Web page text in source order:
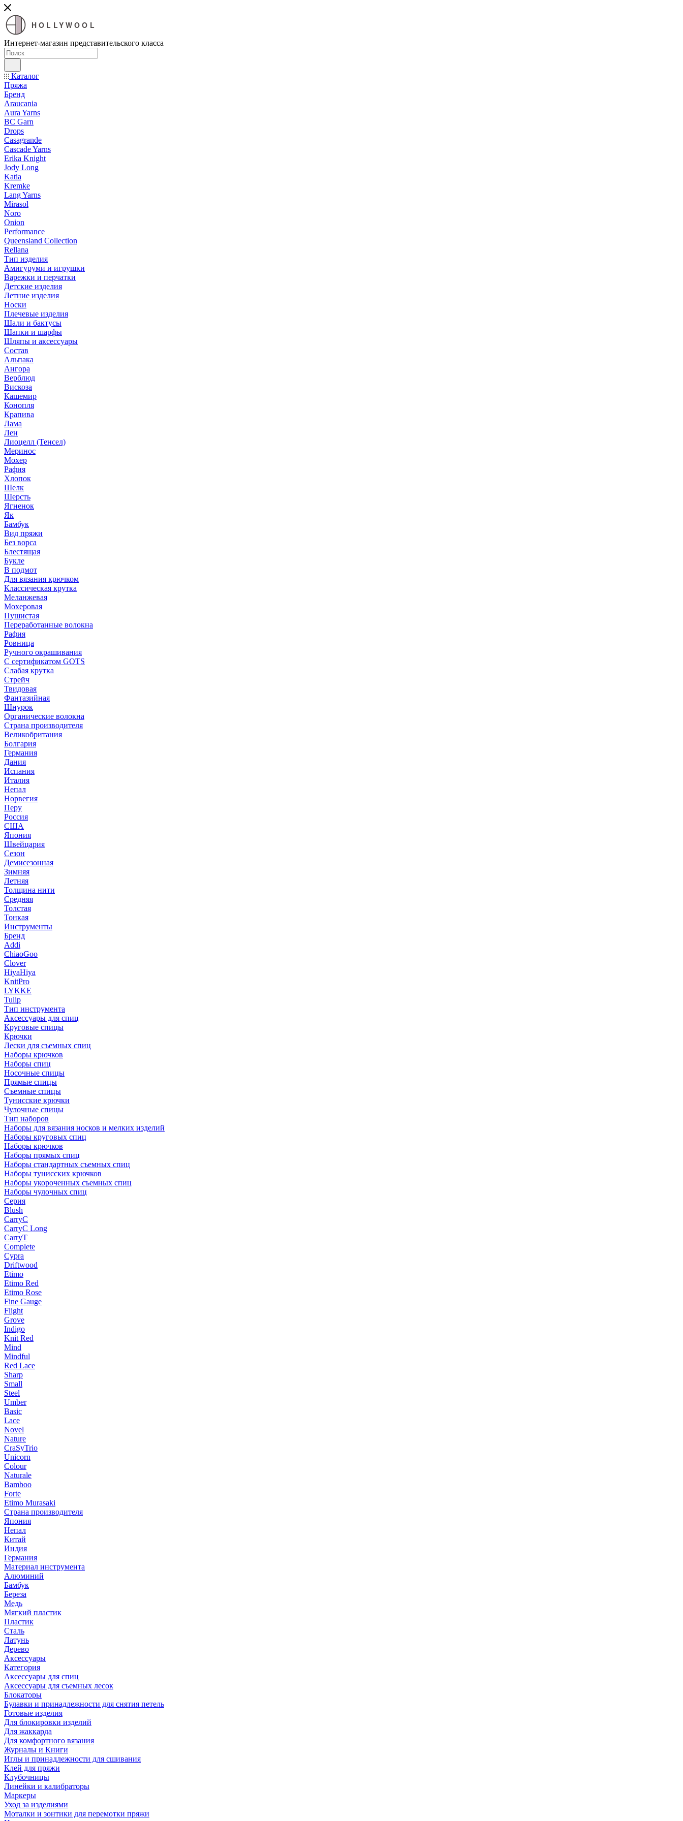
HOLLYWOOL
Интернет-магазин представительского класса
Каталог
Пряжа
Бренд
Araucania
Aura Yarns
BC Garn
Drops
Casagrande
Cascade Yarns
Erika Knight
Jody Long
Katia
Kremke
Lang Yarns
Mirasol
Noro
Onion
Performance
Queensland Collection
Rellana
Тип изделия
Амигуруми и игрушки
Варежки и перчатки
Детские изделия
Летние изделия
Носки
Плечевые изделия
Шали и бактусы
Шапки и шарфы
Шляпы и аксессуары
Состав
Альпака
Ангора
Верблюд
Вискоза
Кашемир
Конопля
Крапива
Лама
Лен
Лиоцелл (Тенсел)
Меринос
Мохер
Рафия
Хлопок
Шелк
Шерсть
Ягненок
Як
Бамбук
Вид пряжи
Без ворса
Блестящая
Букле
В подмот
Для вязания крючком
Классическая крутка
Меланжевая
Мохеровая
Пушистая
Переработанные волокна
Рафия
Ровница
Ручного окрашивания
С сертификатом GOTS
Слабая крутка
Стрейч
Твидовая
Фантазийная
Шнурок
Органические волокна
Страна производителя
Великобритания
Болгария
Германия
Дания
Испания
Италия
Непал
Норвегия
Перу
Россия
США
Япония
Швейцария
Сезон
Демисезонная
Зимняя
Летняя
Толщина нити
Средняя
Толстая
Тонкая
Инструменты
Бренд
Addi
ChiaoGoo
Clover
HiyaHiya
KnitPro
LYKKE
Tulip
Тип инструмента
Аксессуары для спиц
Круговые спицы
Крючки
Лески для съемных спиц
Наборы крючков
Наборы спиц
Носочные спицы
Прямые спицы
Съемные спицы
Тунисские крючки
Чулочные спицы
Тип наборов
Наборы для вязания носков и мелких изделий
Наборы круговых спиц
Наборы крючков
Наборы прямых спиц
Наборы стандартных съемных спиц
Наборы тунисских крючков
Наборы укороченных съемных спиц
Наборы чулочных спиц
Серия
Blush
CarryC
CarryC Long
CarryT
Complete
Cypra
Driftwood
Etimo
Etimo Red
Etimo Rose
Fine Gauge
Flight
Grove
Indigo
Knit Red
Mind
Mindful
Red Lace
Sharp
Small
Steel
Umber
Basic
Lace
Novel
Nature
CraSyTrio
Unicorn
Colour
Naturale
Bamboo
Forte
Etimo Murasaki
Страна производителя
Япония
Непал
Китай
Индия
Германия
Материал инструмента
Алюминий
Бамбук
Береза
Медь
Мягкий пластик
Пластик
Сталь
Латунь
Дерево
Аксессуары
Категория
Аксессуары для спиц
Аксессуары для съемных лесок
Блокаторы
Булавки и принадлежности для снятия петель
Готовые изделия
Для блокировки изделий
Для жаккарда
Для комфортного вязания
Журналы и Книги
Иглы и принадлежности для сшивания
Клей для пряжи
Клубочницы
Линейки и калибраторы
Маркеры
Уход за изделиями
Моталки и зонтики для перемотки пряжи